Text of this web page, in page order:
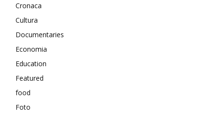
Cronaca
Cultura
Documentaries
Economia
Education
Featured
food
Foto